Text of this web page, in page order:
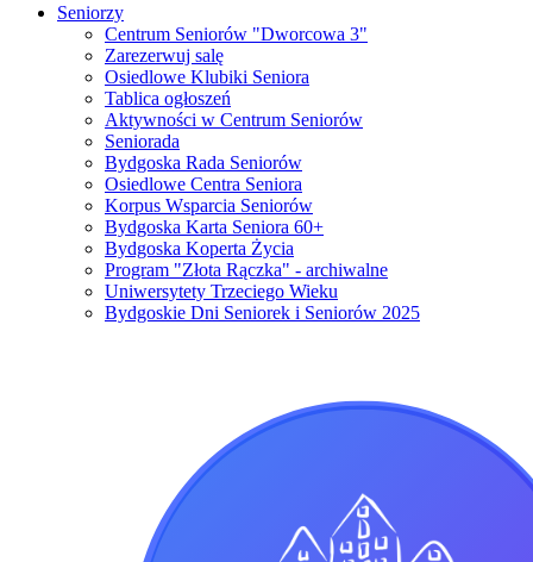
Seniorzy
Centrum Seniorów "Dworcowa 3"
Zarezerwuj salę
Osiedlowe Klubiki Seniora
Tablica ogłoszeń
Aktywności w Centrum Seniorów
Seniorada
Bydgoska Rada Seniorów
Osiedlowe Centra Seniora
Korpus Wsparcia Seniorów
Bydgoska Karta Seniora 60+
Bydgoska Koperta Życia
Program "Złota Rączka" - archiwalne
Uniwersytety Trzeciego Wieku
Bydgoskie Dni Seniorek i Seniorów 2025